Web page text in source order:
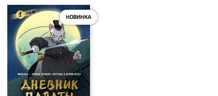
НОВИНКА